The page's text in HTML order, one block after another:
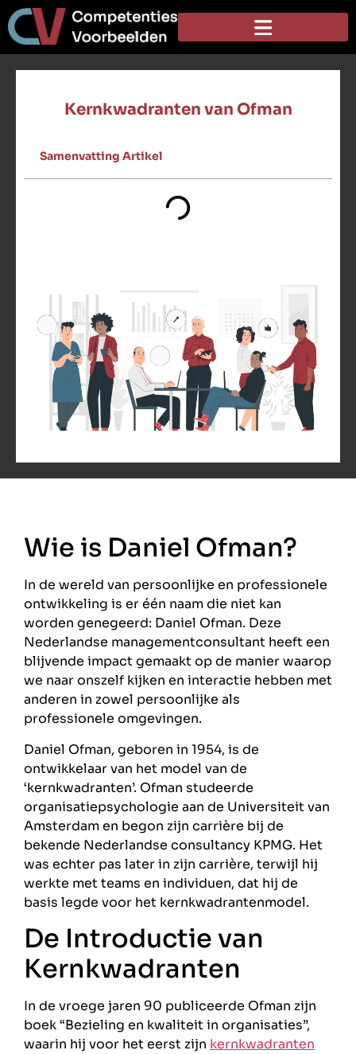
Kernkwadranten van Ofman
Samenvatting Artikel
Wie is Daniel Ofman?
In de wereld van persoonlijke en professionele
ontwikkeling is er één naam die niet kan
worden genegeerd: Daniel Ofman. Deze
Nederlandse managementconsultant heeft een
blijvende impact gemaakt op de manier waarop
we naar onszelf kijken en interactie hebben met
anderen in zowel persoonlijke als
professionele omgevingen.
Daniel Ofman, geboren in 1954, is de
ontwikkelaar van het model van de
‘kernkwadranten’. Ofman studeerde
organisatiepsychologie aan de Universiteit van
Amsterdam en begon zijn carrière bij de
bekende Nederlandse consultancy KPMG. Het
was echter pas later in zijn carrière, terwijl hij
werkte met teams en individuen, dat hij de
basis legde voor het kernkwadrantenmodel.
De Introductie van
Kernkwadranten
In de vroege jaren 90 publiceerde Ofman zijn
boek “Bezieling en kwaliteit in organisaties”,
waarin hij voor het eerst zijn kernkwadranten